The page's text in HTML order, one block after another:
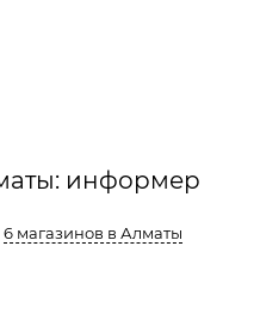
информер
6 магазинов в Алматы